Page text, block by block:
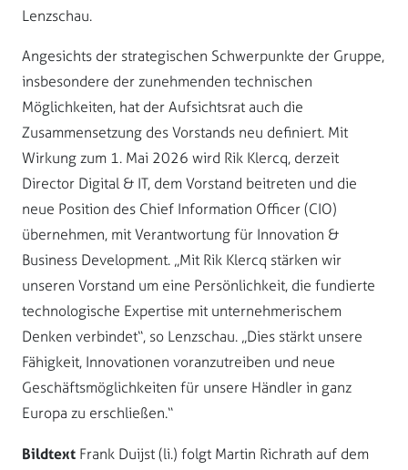
Lenzschau.
Angesichts der strategischen Schwerpunkte der Gruppe,
insbesondere der zunehmenden technischen
Möglichkeiten, hat der Aufsichtsrat auch die
Zusammensetzung des Vorstands neu definiert. Mit
Wirkung zum 1. Mai 2026 wird Rik Klercq, derzeit
Director Digital & IT, dem Vorstand beitreten und die
neue Position des Chief Information Officer (CIO)
übernehmen, mit Verantwortung für Innovation &
Business Development. „Mit Rik Klercq stärken wir
unseren Vorstand um eine Persönlichkeit, die fundierte
technologische Expertise mit unternehmerischem
Denken verbindet“, so Lenzschau. „Dies stärkt unsere
Fähigkeit, Innovationen voranzutreiben und neue
Geschäftsmöglichkeiten für unsere Händler in ganz
Europa zu erschließen.“
Bildtext Frank Duijst (li.) folgt Martin Richrath auf dem